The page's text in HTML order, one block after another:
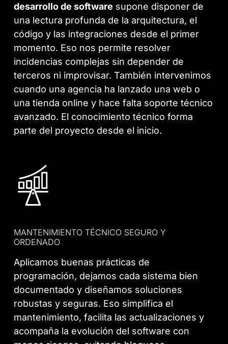
desarrollo de software supone disponer de
una lectura profunda de la arquitectura, el
código y las integraciones desde el primer
momento. Eso nos permite resolver
incidencias complejas sin depender de
terceros ni improvisar. También intervenimos
cuando una agencia ha lanzado una web o
una tienda online y hace falta soporte técnico
avanzado. El conocimiento técnico forma
parte del proyecto desde el inicio.
MANTENIMIENTO TÉCNICO SEGURO Y
ORDENADO
Aplicamos buenas prácticas de
programación, dejamos cada sistema bien
documentado y diseñamos soluciones
robustas y seguras. Eso simplifica el
mantenimiento, facilita las actualizaciones y
acompaña la evolución del software con